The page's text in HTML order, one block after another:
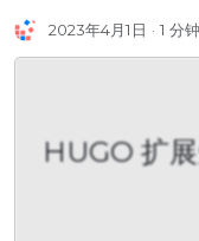
2023年4月1日 1 分
HUGO 扩